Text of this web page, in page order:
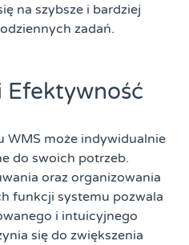
na szybsze i bardziej
zadań.
Efektywność
WMS może indywidualnie
do swoich potrzeb.
oraz organizowania
funkcji systemu pozwala
i intuicyjnego
się do zwiększenia